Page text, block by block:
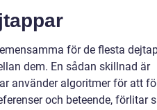
för de flesta
dem. En sådan skillnad är
använder algoritmer för att
och beteende, förlitar